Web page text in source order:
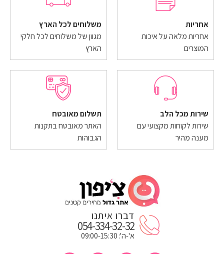
אחריות
אחריות מלאה על איכות
המוצרים
משלוחים לכל הארץ
מגוון של משלוחים לכל חלקי
הארץ
שירות מכל הלב
שירות לקוחות מקצועי עם
מענה מהיר
תשלום מאובטח
האתר מאובטח בתקנות
הגבוהות
דברו איתנו
054-334-32-32
א'-ה': 09:00-15:30